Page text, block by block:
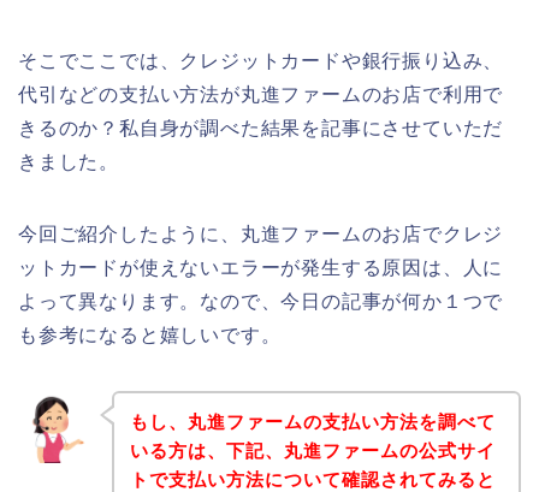
そこでここでは、クレジットカードや銀行振り込み、
代引などの支払い方法が丸進ファームのお店で利用で
きるのか？私自身が調べた結果を記事にさせていただ
きました。
今回ご紹介したように、丸進ファームのお店でクレジ
ットカードが使えないエラーが発生する原因は、人に
よって異なります。なので、今日の記事が何か１つで
も参考になると嬉しいです。
もし、丸進ファームの支払い方法を調べて
いる方は、下記、丸進ファームの公式サイ
トで支払い方法について確認されてみると